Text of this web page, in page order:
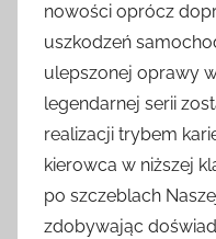
nowości oprócz
uszkodzeń
ulepszonej oprawy
legendarnej serii
realizacji trybem
kierowca w niższej
po szczeblach
zdobywając